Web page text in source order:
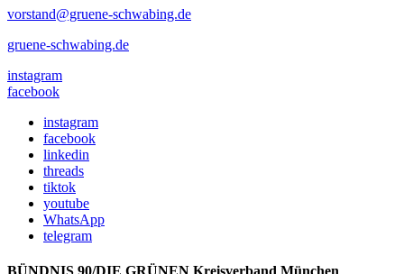
vorstand@gruene-schwabing.de
gruene-schwabing.de
instagram
facebook
instagram
facebook
linkedin
threads
tiktok
youtube
WhatsApp
telegram